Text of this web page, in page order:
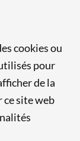
cookies ou
pour
de la
ce site web